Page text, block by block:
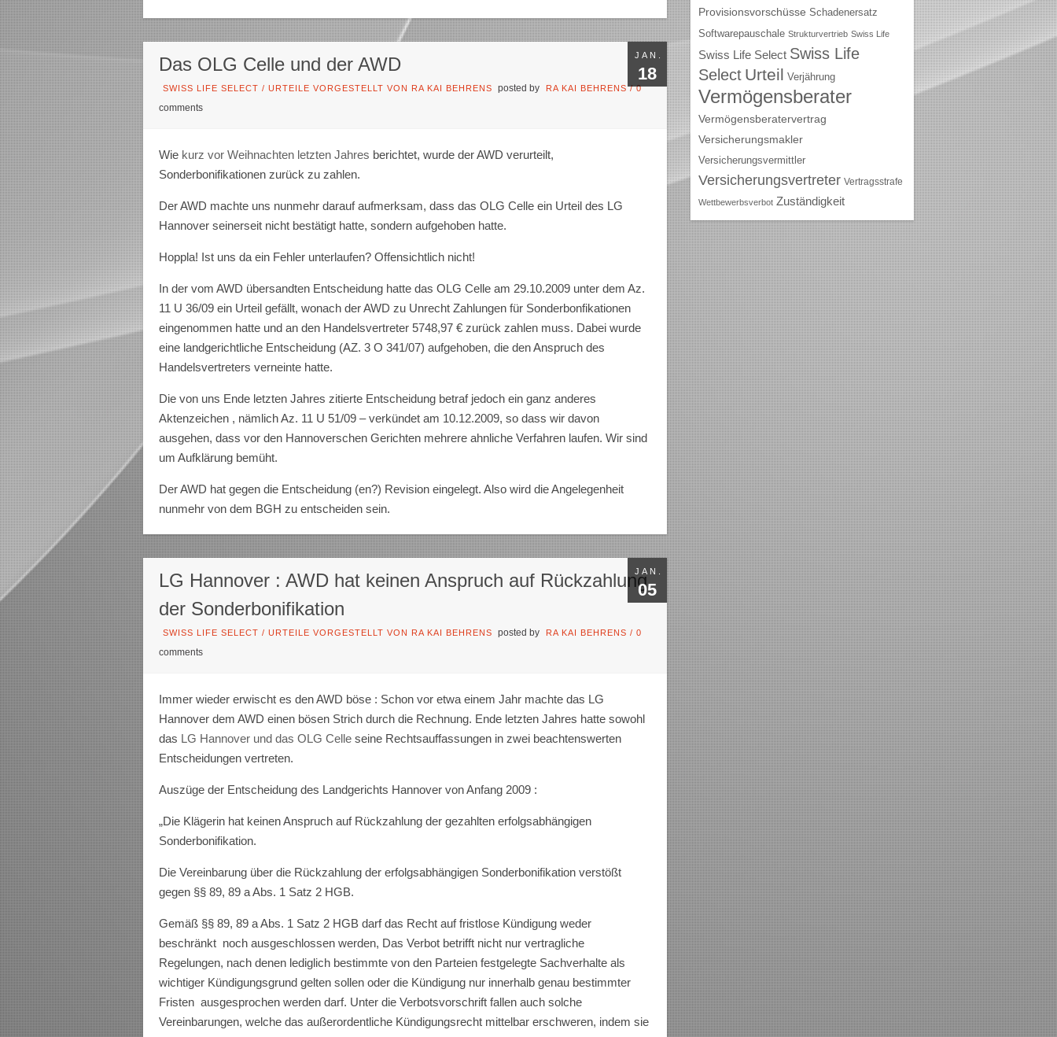
JAN.
18
Das OLG Celle und der AWD
SWISS LIFE SELECT / URTEILE VORGESTELLT VON RA KAI BEHRENS posted by RA KAI BEHRENS /0
comments
Wie kurz vor Weihnachten letzten Jahres berichtet, wurde der AWD verurteilt,
Sonderbonifikationen zurück zu zahlen.
Der AWD machte uns nunmehr darauf aufmerksam, dass das OLG Celle ein Urteil des LG
Hannover seinerseit nicht bestätigt hatte, sondern aufgehoben hatte.
Hoppla! Ist uns da ein Fehler unterlaufen? Offensichtlich nicht!
In der vom AWD übersandten Entscheidung hatte das OLG Celle am 29.10.2009 unter dem Az.
11 U 36/09 ein Urteil gefällt, wonach der AWD zu Unrecht Zahlungen für Sonderbonfikationen
eingenommen hatte und an den Handelsvertreter 5748,97 € zurück zahlen muss. Dabei wurde
eine landgerichtliche Entscheidung (AZ. 3 O 341/07) aufgehoben, die den Anspruch des
Handelsvertreters verneinte hatte.
Die von uns Ende letzten Jahres zitierte Entscheidung betraf jedoch ein ganz anderes
Aktenzeichen , nämlich Az. 11 U 51/09 – verkündet am 10.12.2009, so dass wir davon
ausgehen, dass vor den Hannoverschen Gerichten mehrere ahnliche Verfahren laufen. Wir sind
um Aufklärung bemüht.
Der AWD hat gegen die Entscheidung (en?) Revision eingelegt. Also wird die Angelegenheit
nunmehr von dem BGH zu entscheiden sein.
JAN.
05
LG Hannover : AWD hat keinen Anspruch auf Rückzahlung
der Sonderbonifikation
SWISS LIFE SELECT / URTEILE VORGESTELLT VON RA KAI BEHRENS posted by RA KAI BEHRENS / 0
comments
Immer wieder erwischt es den AWD böse : Schon vor etwa einem Jahr machte das LG
Hannover dem AWD einen bösen Strich durch die Rechnung. Ende letzten Jahres hatte sowohl
das LG Hannover und das OLG Celle seine Rechtsauffassungen in zwei beachtenswerten
Entscheidungen vertreten.
Auszüge der Entscheidung des Landgerichts Hannover von Anfang 2009 :
„Die Klägerin hat keinen Anspruch auf Rückzahlung der gezahlten erfolgsabhängigen
Sonderbonifikation.
Die Vereinbarung über die Rückzahlung der erfolgsabhängigen Sonderbonifikation verstößt
gegen §§ 89, 89 a Abs. 1 Satz 2 HGB.
Gemäß §§ 89, 89 a Abs. 1 Satz 2 HGB darf das Recht auf fristlose Kündigung weder
beschränkt noch ausgeschlossen werden, Das Verbot betrifft nicht nur vertragliche
Regelungen, nach denen lediglich bestimmte von den Parteien festgelegte Sachverhalte als
wichtiger Kündigungsgrund gelten sollen oder die Kündigung nur innerhalb genau bestimmter
Fristen ausgesprochen werden darf. Unter die Verbotsvorschrift fallen auch solche
Vereinbarungen, welche das außerordentliche Kündigungsrecht mittelbar erschweren, indem sie
Provisionsvorschüsse Schadenersatz
Softwarepauschale Strukturvertrieb Swiss Life
Swiss Life Select Swiss Life
Select Urteil Verjährung
Vermögensberater
Vermögensberatervertrag
Versicherungsmakler
Versicherungsvermittler
Versicherungsvertreter Vertragsstrafe
Wettbewerbsverbot Zuständigkeit